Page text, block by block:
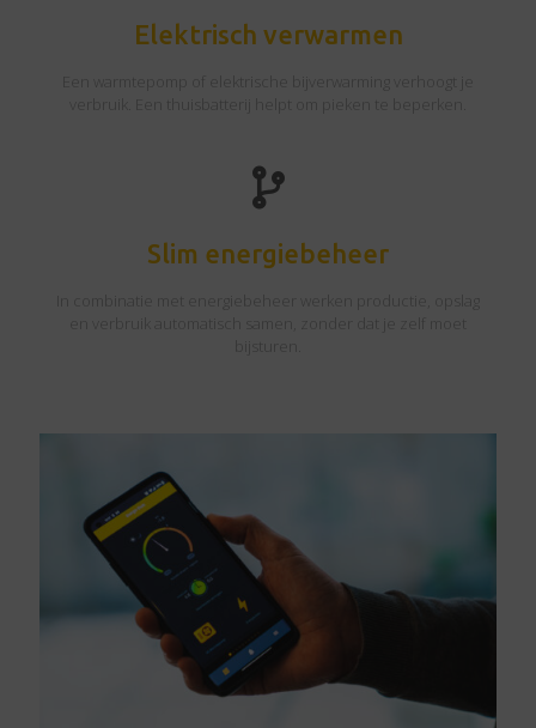
Elektrisch verwarmen
Een warmtepomp of elektrische bijverwarming verhoogt je
verbruik. Een thuisbatterij helpt om pieken te beperken.
Slim energiebeheer
In combinatie met energiebeheer werken productie, opslag
en verbruik automatisch samen, zonder dat je zelf moet